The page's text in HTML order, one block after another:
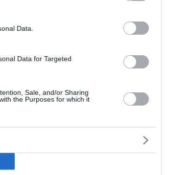
Data.
Data for Targeted
Sale, and/or Sharing
the Purposes for which it
θυμήθηκε μια ιστορία
«Και οι παντρεμένοι
τη σκηνή με τη
έχουν ψυχή”.